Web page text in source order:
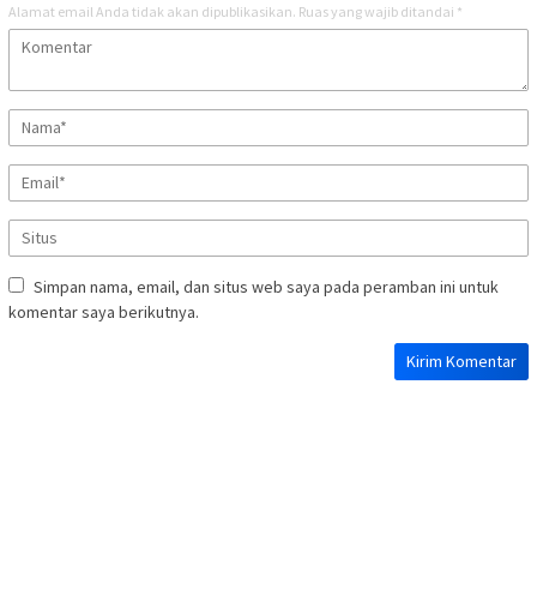
Alamat email Anda tidak akan dipublikasikan. Ruas yang wajib ditandai *
Simpan nama, email, dan situs web saya pada peramban ini untuk
komentar saya berikutnya.